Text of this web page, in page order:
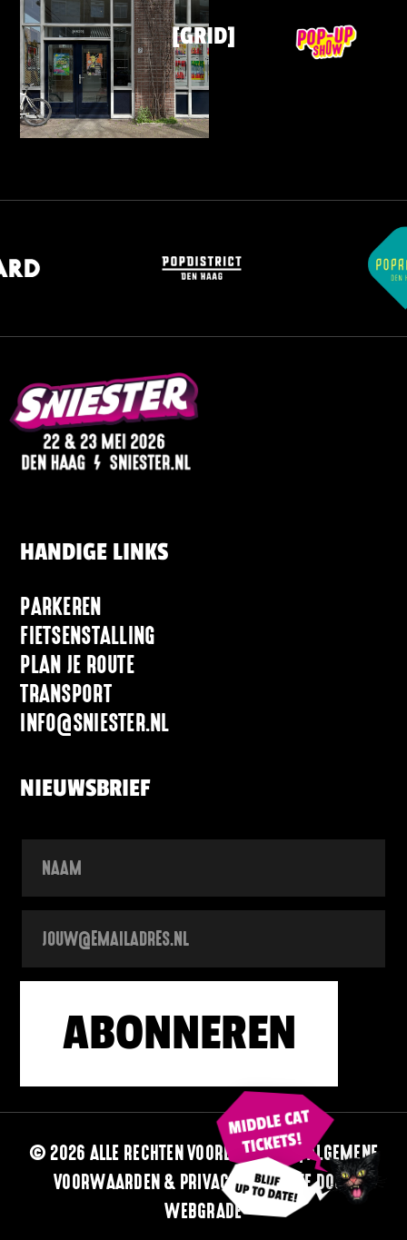
[GRID]
HANDIGE LINKS
PARKEREN
FIETSENSTALLING
PLAN JE ROUTE
TRANSPORT
INFO@SNIESTER.NL
NIEUWSBRIEF
© 2026 ALLE RECHTEN VOORBEHOUDEN|ALGEMENE
VOORWAARDEN & PRIVACY| WEBSITE DOOR
WEBGRADE